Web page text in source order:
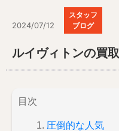
2024/07/12
スタッフ
ブログ
ルイヴィトンの買
目次
圧倒的な人気